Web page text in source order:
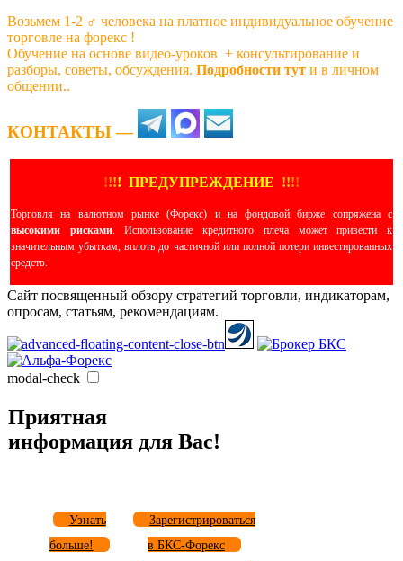
Возьмем 1-2 ‍♂️ человека на платное индивидуальное обучение
торговле на форекс !
Обучение на основе видео-уроков ️ + консультирование и
разборы, советы, обсуждения. Подробности тут и в личном
общении..
КОНТАКТЫ —
!!!! ПРЕДУПРЕЖДЕНИЕ !!!!
Торговля на валютном рынке (Форекс) и на фондовой бирже сопряжена с
высокими рисками. Использование кредитного плеча может привести к
значительным убыткам, вплоть до частичной или полной потери инвестированных
средств.
Сайт посвященный обзору стратегий торговли, индикаторам,
опросам, статьям, рекомендациям.
modal-check
Приятная
информация для Вас!
Узнать
больше!
Зарегистрироваться
в БКС-Форекс